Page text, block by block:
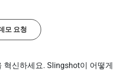
혁신하세요. Slingshot이 어떻게
모 요청